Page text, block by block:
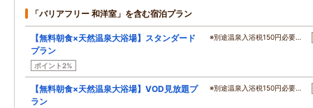
「バリアフリー 和洋室」を含む宿泊プラン
【無料朝食×天然温泉大浴場】スタンダード
プラン
ポイント2%
※別途温泉入浴税150円必要…
【無料朝食×天然温泉大浴場】VOD見放題プ
ラン
※別途温泉入浴税150円必要…